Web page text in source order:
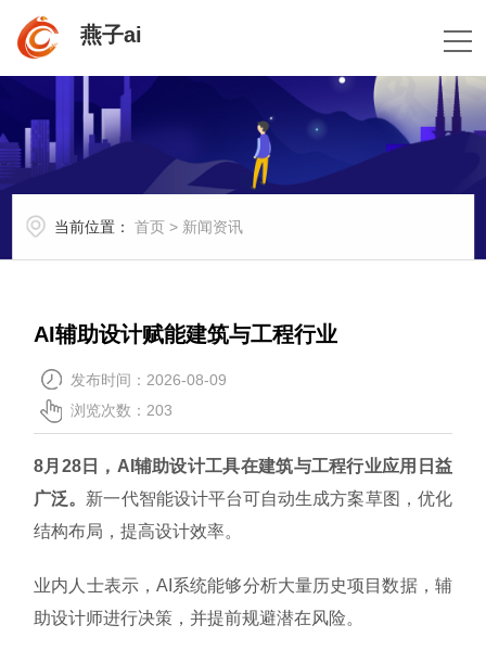
燕子ai
当前位置： 首页 > 新闻资讯
AI辅助设计赋能建筑与工程行业
发布时间：2026-08-09
浏览次数：203
8月28日，AI辅助设计工具在建筑与工程行业应用日益
广泛。 新一代智能设计平台可自动生成方案草图，优化
结构布局，提高设计效率。
业内人士表示，AI系统能够分析大量历史项目数据，辅
助设计师进行决策，并提前规避潜在风险。